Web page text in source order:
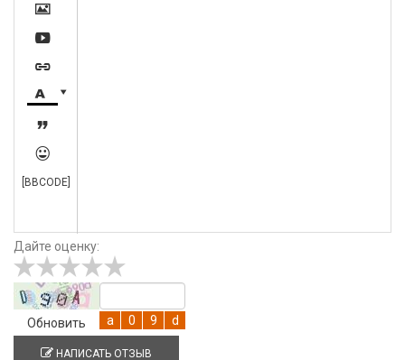







[BBCODE]
Дайте оценку:
Обновить
НАПИСАТЬ ОТЗЫВ